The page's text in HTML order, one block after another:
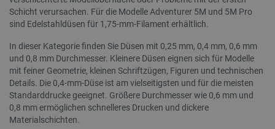
Schicht verursachen. Für die Modelle Adventurer 5M und 5M Pro
sind Edelstahldüsen für 1,75-mm-Filament erhältlich.
In dieser Kategorie finden Sie Düsen mit 0,25 mm, 0,4 mm, 0,6 mm
und 0,8 mm Durchmesser. Kleinere Düsen eignen sich für Modelle
mit feiner Geometrie, kleinen Schriftzügen, Figuren und technischen
Details. Die 0,4-mm-Düse ist am vielseitigsten und für die meisten
Standarddrucke geeignet. Größere Durchmesser wie 0,6 mm und
0,8 mm ermöglichen schnelleres Drucken und dickere
Materialschichten.
Unbedingt erforderlich Performance
Targeting Funktionalität
Unbedingt erforderliche Cookies ermöglichen
wesentliche Kernfunktionen der Website wie die
Benutzeranmeldung und die Kontoverwaltung.
Ohne die unbedingt erforderlichen Cookies kann